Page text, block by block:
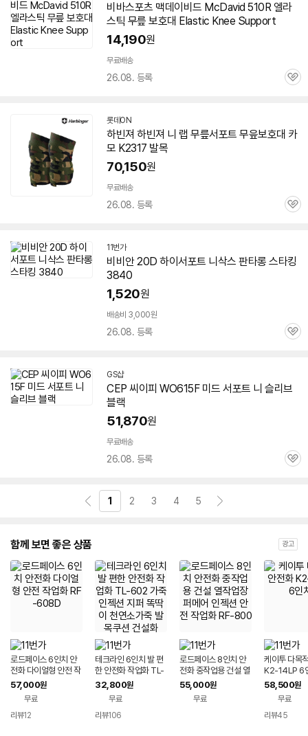
비바스포츠 맥데이비드 McDavid 510R 엘라
스틱 무릎 보호대 Elastic Knee Support
14,190원
무료배송
26.08. 등록
관
롯데ON
하빈져 하빈져 니 랩 무릎서포트 무읖보호대 카
모 K2317 발목
70,150원
무료배송
26.08. 등록
관
11번가
비비안 20D 하이서포트 니삭스 판타롱 스타킹
3840
1,520원
배송비 3,000원
26.08. 등록
관
GS샵
CEP 씨이피 WO615F 미드 서포트 니 슬리브
블랙
51,870원
무료배송
26.08. 등록
관
1 2 3 4 5
함께 보면 좋은 상품 광고
로드페이스 6인치 안
전화 다이얼형 안전 작
업화 RF-608D
57,000원
무료
리뷰12
테크라인 6인치 발 편
한 안전화 작업화 TL-
602 가죽인젝션 지퍼
똑딱이 천연소가죽 발
목쿠션 건설화
32,800원
무료
리뷰106
로드페이스 8인치 안
전화 중작업용 건설 열
작업장 퍼메어 인젝션
안전 작업화 RF-800
55,000원
무료
케이투 다목
K2-14LP 6
58,500원
무료
리뷰45